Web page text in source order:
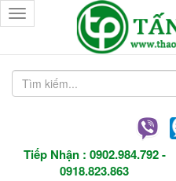
Tiếp Nhận : 0902.984.792-
0918.823.863
Toggle
navigation